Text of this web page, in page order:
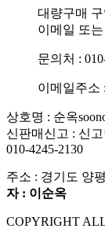
대량구매
이메일 또
문의처 :
이메일주소
상호명 : 순옥
신판매신고 : 신
010-4245-2130
주소 : 경기도 양
자 : 이순옥
COPYRIGHT